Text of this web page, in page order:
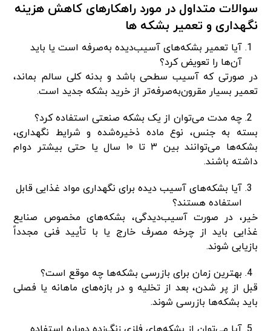
سوالات متداول در مورد راهکارهای کاهش هزینه
نگهداری و تعمیر بشکه‌ ها
آیا تعمیر بشکه‌های آسیب‌دیده به‌صرفه است یا باید
آن‌ها را تعویض کرد؟
در صورتی که آسیب سطحی باشد و بدنه کلی سالم بماند،
تعمیر بسیار مقرون‌به‌صرفه‌تر از خرید بشکه جدید است.
چه مدت می‌توان از یک بشکه صنعتی استفاده کرد؟
بسته به جنس، نوع ماده ذخیره‌شده و شرایط نگهداری،
بشکه‌ها می‌توانند بین ۳ تا ۱۰ سال یا حتی بیشتر دوام
داشته باشند.
آیا بشکه‌های آسیب ‌دیده برای نگهداری مواد غذایی قابل
استفاده هستند؟
خیر، در صورت آسیب‌دیدگی، بشکه‌های مخصوص صنایع
غذایی باید از چرخه مصرف خارج یا با تأیید فنی مجدداً
بازیابی شوند.
بهترین زمان برای بازرسی بشکه‌ها چه موقع است؟
قبل از پر شدن، بعد از تخلیه و در بازه‌های ماهانه یا فصلی
باید بشکه‌ها بازرسی شوند.